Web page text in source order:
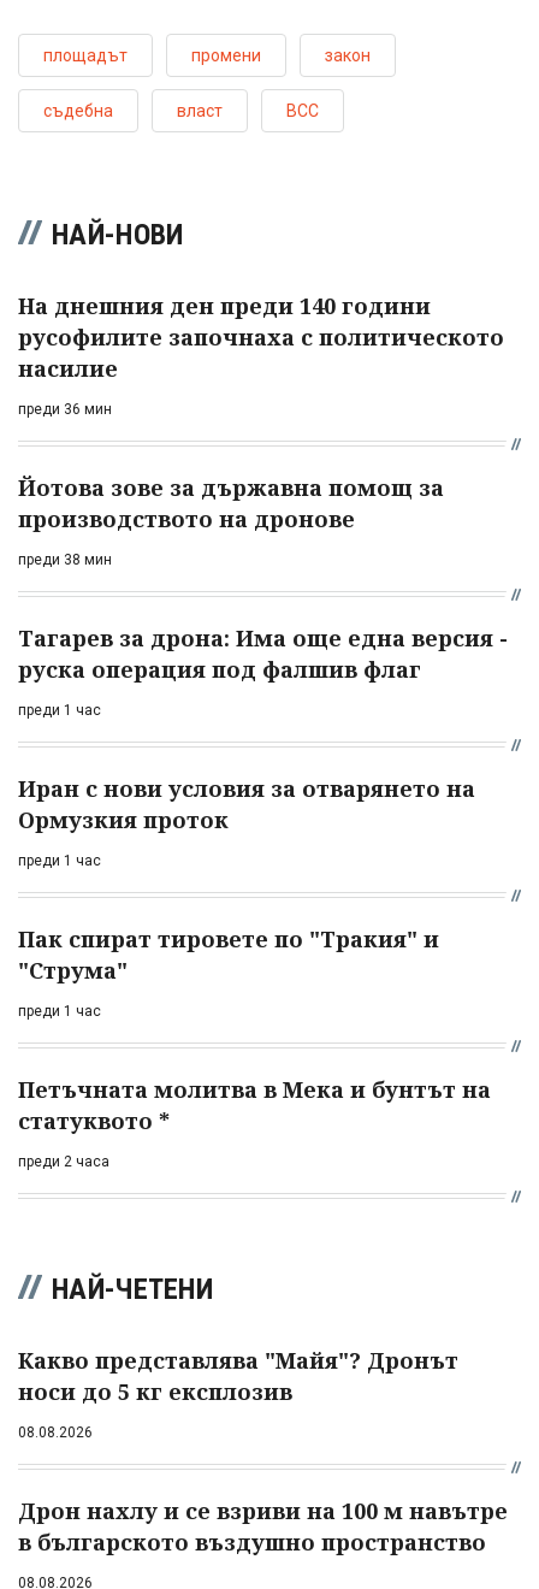
площадът промени закон
съдебна власт ВСС
НАЙ-НОВИ
На днешния ден преди 140 години
русофилите започнаха с политическото
насилие
преди 36 мин
Йотова зове за държавна помощ за
производството на дронове
преди 38 мин
Тагарев за дрона: Има още една версия -
руска операция под фалшив флаг
преди 1 час
Иран с нови условия за отварянето на
Ормузкия проток
преди 1 час
Пак спират тировете по "Тракия" и
"Струма"
преди 1 час
Петъчната молитва в Мека и бунтът на
статуквото *
преди 2 часа
НАЙ-ЧЕТЕНИ
Какво представлява "Майя"? Дронът
носи до 5 кг експлозив
08.08.2026
Дрон нахлу и се взриви на 100 м навътре
в българското въздушно пространство
08.08.2026